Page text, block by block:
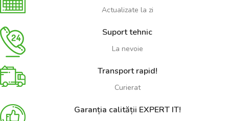
Actualizate la zi
Suport tehnic
La nevoie
Transport rapid!
Curierat
Garanția calității EXPERT IT!